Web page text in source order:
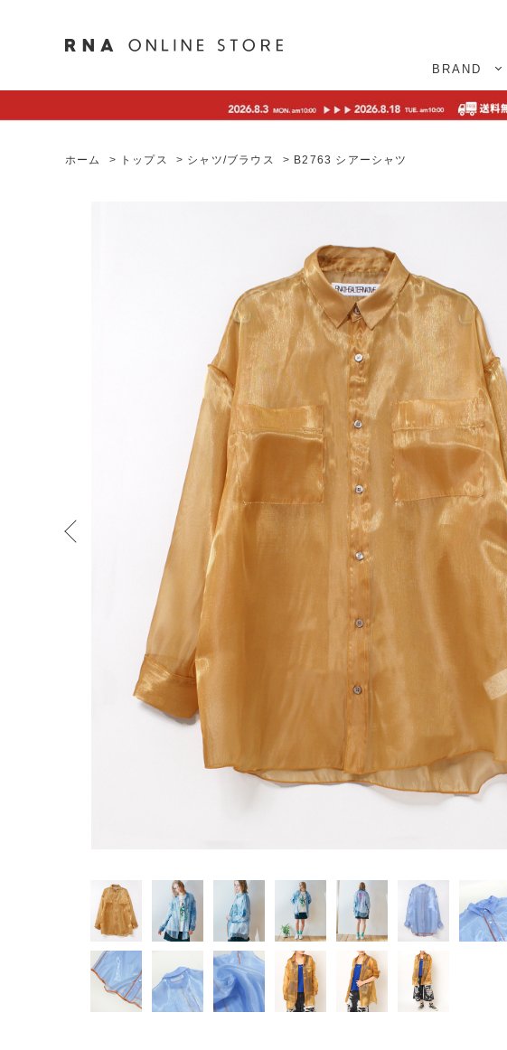
BRAND
ホーム > トップス > シャツ/ブラウス > B2763 シアーシャツ